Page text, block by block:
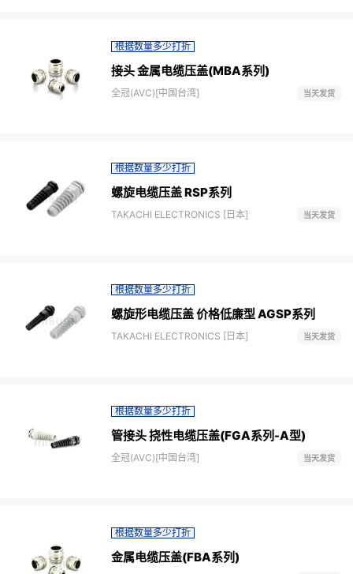
根据数量多少打折
接头 金属电缆压盖(MBA系列)
全冠(AVC)[中国台湾] 当天发货
根据数量多少打折
螺旋电缆压盖 RSP系列
TAKACHI ELECTRONICS [日本] 当天发货
根据数量多少打折
螺旋形电缆压盖 价格低廉型 AGSP系列
TAKACHI ELECTRONICS [日本] 当天发货
根据数量多少打折
管接头 挠性电缆压盖(FGA系列-A型)
全冠(AVC)[中国台湾] 当天发货
根据数量多少打折
金属电缆压盖(FBA系列)